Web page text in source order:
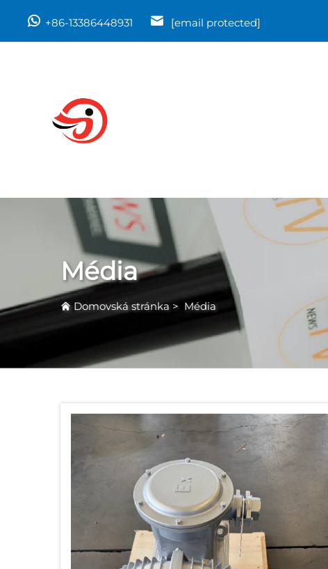
+86-13386448931 [email protected]
Média
Domovská stránka > Média